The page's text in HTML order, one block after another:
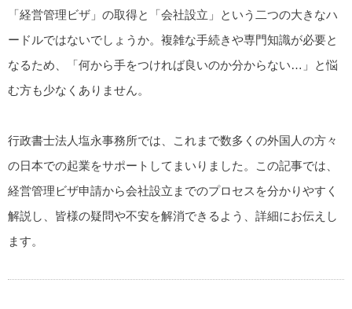
「経営管理ビザ」の取得と「会社設立」という二つの大きなハ
ードルではないでしょうか。複雑な手続きや専門知識が必要と
なるため、「何から手をつければ良いのか分からない…」と悩
む方も少なくありません。
行政書士法人塩永事務所では、これまで数多くの外国人の方々
の日本での起業をサポートしてまいりました。この記事では、
経営管理ビザ申請から会社設立までのプロセスを分かりやすく
解説し、皆様の疑問や不安を解消できるよう、詳細にお伝えし
ます。